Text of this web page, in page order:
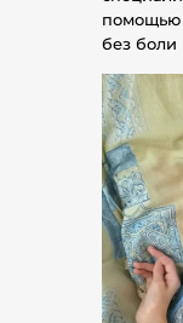
помощью
без боли